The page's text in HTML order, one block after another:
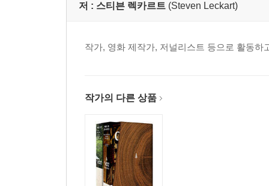
저 : 스티븐 렉카르트 (Steven Leckart)
작가, 영화 제작가, 저널리스트 등으로 활동
작가의 다른 상품